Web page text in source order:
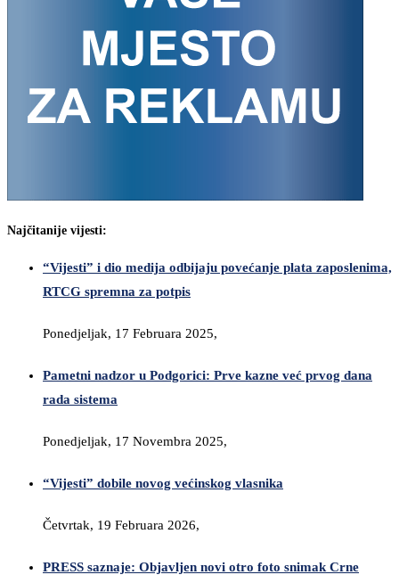
Najčitanije vijesti:
“Vijesti” i dio medija odbijaju povećanje plata zaposlenima,
RTCG spremna za potpis
Ponedjeljak, 17 Februara 2025,
Pametni nadzor u Podgorici: Prve kazne već prvog dana
rada sistema
Ponedjeljak, 17 Novembra 2025,
“Vijesti” dobile novog većinskog vlasnika
Četvrtak, 19 Februara 2026,
PRESS saznaje: Objavljen novi otro foto snimak Crne